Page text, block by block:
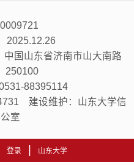
2025.12.26
国山东省济南市山大南路
250100
88395114
建设维护：山东大学信
公室
登录 山东大学